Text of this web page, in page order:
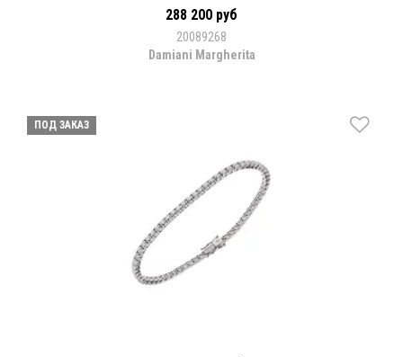
288 200 руб
20089268
Damiani Margherita
ПОД ЗАКАЗ